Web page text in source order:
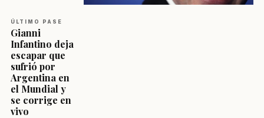
ÚLTIMO PASE
Gianni
Infantino deja
escapar que
sufrió por
Argentina en
el Mundial y
se corrige en
vivo